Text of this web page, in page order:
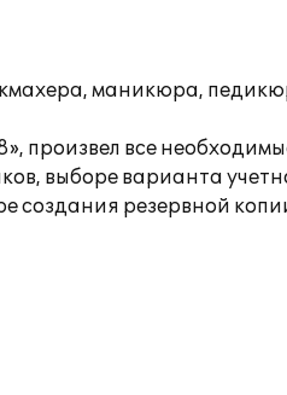
маникюра,
произвел все
выборе варианта
создания резервной